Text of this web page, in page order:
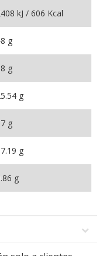
kJ / 606 Kcal
g
g
g
g
g
g